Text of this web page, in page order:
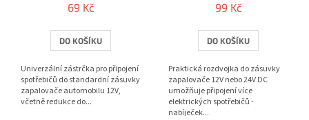
69 Kč
DO KOŠÍKU
Univerzální zástrčka pro připojení
spotřebičů do standardní zásuvky
zapalovače automobilu 12V,
včetně redukce do...
99 Kč
DO KOŠÍKU
Praktická rozdvojka do zásuvky
zapalovače 12V nebo 24V DC
umožňuje připojení více
elektrických spotřebičů -
nabíječek...